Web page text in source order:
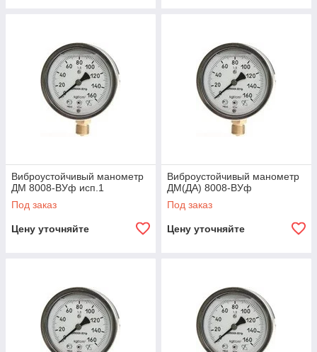
Виброустойчивый манометр
ДМ 8008-ВУф исп.1
Под заказ
Цену уточняйте
Виброустойчивый манометр
ДМ(ДА) 8008-ВУф
Под заказ
Цену уточняйте